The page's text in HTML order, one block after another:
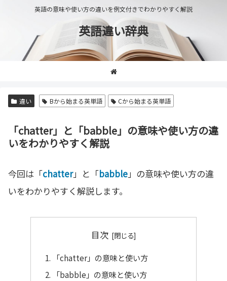
英語の意味や使い方の違いを例文付きでわかりやすく解説
英語違い辞典
違い Bから始まる英単語 Cから始まる英単語
「chatter」と「babble」の意味や使い方の違
いをわかりやすく解説
今回は「chatter」と「babble」の意味や使い方の違
いをわかりやすく解説します。
目次
「chatter」の意味と使い方
「babble」の意味と使い方